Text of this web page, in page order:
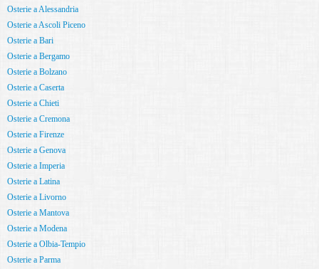
Osterie a Alessandria
Osterie a Ascoli Piceno
Osterie a Bari
Osterie a Bergamo
Osterie a Bolzano
Osterie a Caserta
Osterie a Chieti
Osterie a Cremona
Osterie a Firenze
Osterie a Genova
Osterie a Imperia
Osterie a Latina
Osterie a Livorno
Osterie a Mantova
Osterie a Modena
Osterie a Olbia-Tempio
Osterie a Parma